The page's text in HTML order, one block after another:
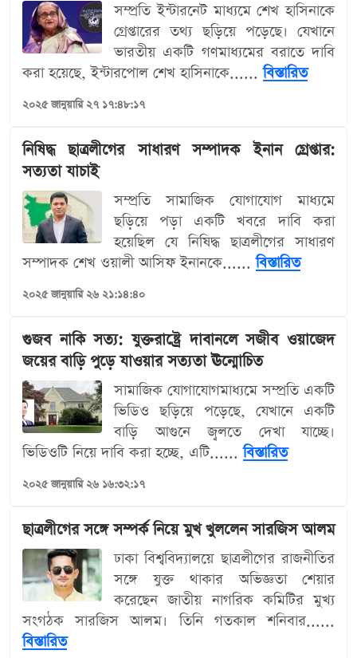
সম্প্রতি ইন্টারনেট মাধ্যমে শেখ হাসিনাকে
গ্রেপ্তারের তথ্য ছড়িয়ে পড়েছে। যেখানে
ভারতীয় একটি গণমাধ্যমের বরাতে দাবি
করা হয়েছে, ইন্টারপোল শেখ হাসিনাকে......বিস্তারিত
২০২৫ জানুয়ারি ২৭ ১৭:৪৮:১৭
নিষিদ্ধ ছাত্রলীগের সাধারণ সম্পাদক ইনান গ্রেপ্তার:
সত্যতা যাচাই
সম্প্রতি সামাজিক যোগাযোগ মাধ্যমে
ছড়িয়ে পড়া একটি খবরে দাবি করা
হয়েছিল যে নিষিদ্ধ ছাত্রলীগের সাধারণ
সম্পাদক শেখ ওয়ালী আসিফ ইনানকে......বিস্তারিত
২০২৫ জানুয়ারি ২৬ ২১:১৪:৪০
গুজব নাকি সত্য: যুক্তরাষ্ট্রে দাবানলে সজীব ওয়াজেদ
জয়ের বাড়ি পুড়ে যাওয়ার সত্যতা ঊন্মোচিত
সামাজিক যোগাযোগমাধ্যমে সম্প্রতি একটি
ভিডিও ছড়িয়ে পড়েছে, যেখানে একটি
বাড়ি আগুনে জ্বলতে দেখা যাচ্ছে।
ভিডিওটি নিয়ে দাবি করা হচ্ছে, এটি......বিস্তারিত
২০২৫ জানুয়ারি ২৬ ১৬:৩২:১৭
ছাত্রলীগের সঙ্গে সম্পর্ক নিয়ে মুখ খুললেন সারজিস আলম
ঢাকা বিশ্ববিদ্যালয়ে ছাত্রলীগের রাজনীতির
সঙ্গে যুক্ত থাকার অভিজ্ঞতা শেয়ার
করেছেন জাতীয় নাগরিক কমিটির মুখ্য
সংগঠক সারজিস আলম। তিনি গতকাল শনিবার......
বিস্তারিত